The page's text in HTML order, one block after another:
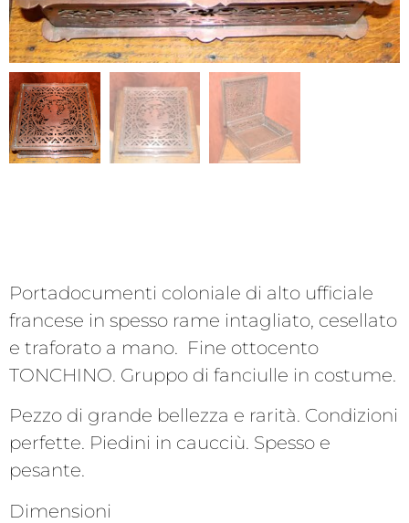
Portadocumenti coloniale di alto ufficiale
francese in spesso rame intagliato, cesellato
e traforato a mano. Fine ottocento
TONCHINO. Gruppo di fanciulle in costume.
Pezzo di grande bellezza e rarità. Condizioni
perfette. Piedini in caucciù. Spesso e
pesante.
Dimensioni